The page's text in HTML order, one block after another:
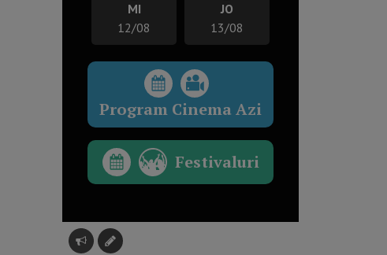
MI
12/08
JO
13/08
Program Cinema Azi
Festivaluri